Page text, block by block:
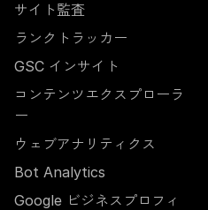
サイト監査
ランクトラッカー
GSC インサイト
コンテンツエクスプローラ
ー
ウェブアナリティクス
Bot Analytics
Google ビジネスプロフィ